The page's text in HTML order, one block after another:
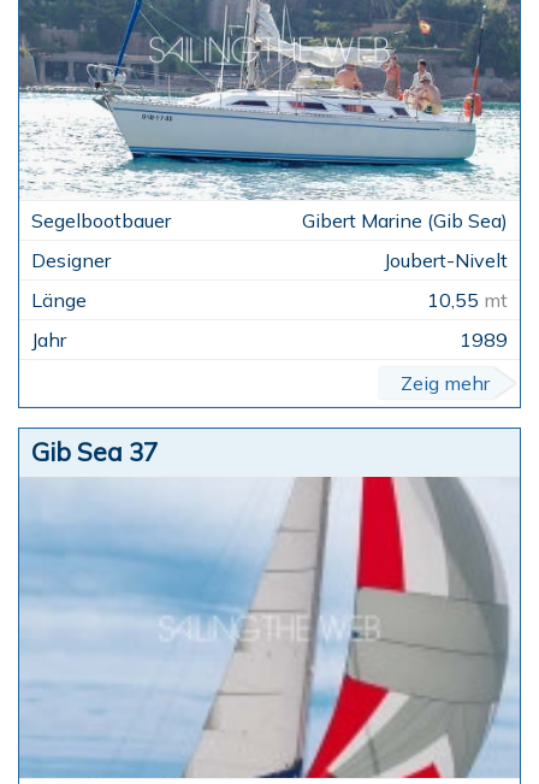
Gibert Marine (Gib Sea)
Joubert-Nivelt
10,55 mt
1989
Zeig mehr
Gib Sea 37